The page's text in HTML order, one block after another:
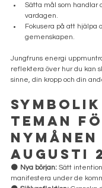
Sätta mål som handlar
vardagen.
Fokusera på att hjälpa
gemenskapen.
Jungfruns energi
reflektera över hur du kan
sinne, din kropp och din
teman
nymånen
augusti
🌑 Nya början: Sätt
manifestera under de